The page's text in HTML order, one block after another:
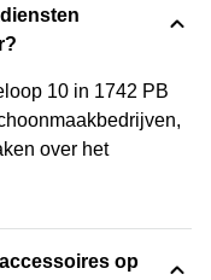
10 in 1742 PB
over het
op